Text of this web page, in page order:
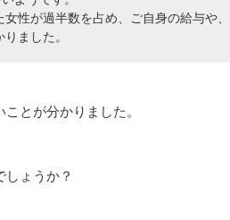
性が過半数を占め、ご自身の給与や、
ました。
とが分かりました。
ょうか？